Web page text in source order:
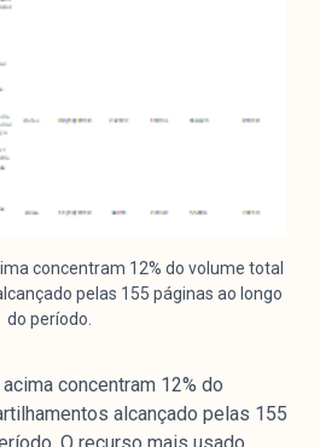
concentram 12% do volume total
pelas 155 páginas ao longo
do período.
concentram 12% do
alcançado pelas 155